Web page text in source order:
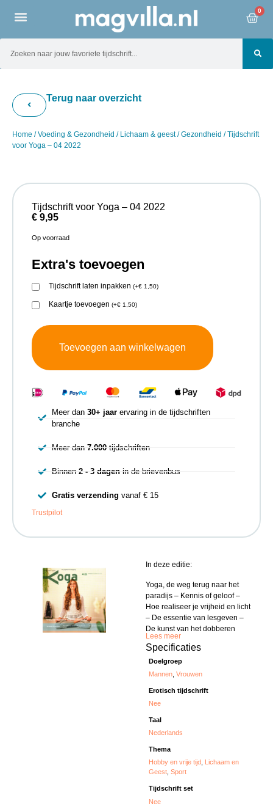
0
Terug naar overzicht
Home /Voeding & Gezondheid / Lichaam & geest/Gezondheid / Tijdschrift
voor Yoga – 04 2022
In deze editie:
Yoga, de weg terug naar het
paradijs – Kennis of geloof –
Hoe realiseer je vrijheid en licht
– De essentie van lesgeven –
De kunst van het dobberen
Lees meer
Specificaties
Doelgroep
Mannen ,Vrouwen
Erotisch tijdschrift
Nee
Taal
Nederlands
Thema
Hobby en vrije tijd
Lichaam en
Geest ,Sport
Tijdschrift set
Nee
Tijdschrift voor Yoga – 04 2022
€ 9,95
Op voorraad
Extra's toevoegen
Tijdschrift laten inpakken (+€ 1,50)
Kaartje toevoegen (+€ 1,50)
Toevoegen aan winkelwagen
Meer dan 30+ jaarervaring in de tijdschriften
branche
Meer dan 7.000tijdschriften
Binnen 2 - 3 dagenin de brievenbus
Gratis verzending vanaf € 15
Trustpilot